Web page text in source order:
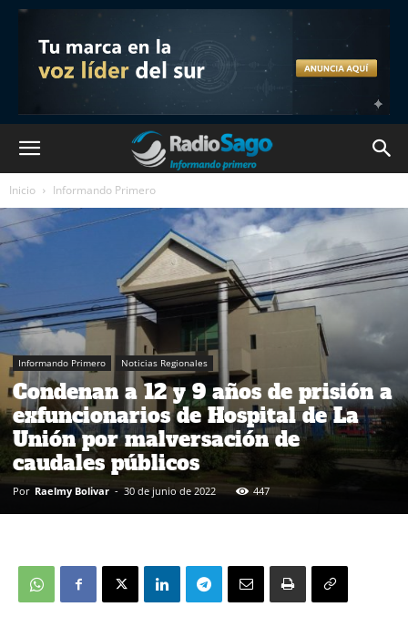
Inicio Informando Primero
Informando Primero Noticias Regionales
Condenan a 12 y 9 años de prisión a
exfuncionarios de Hospital de La
Unión por malversación de
caudales públicos
Por Raelmy Bolivar - 30 de junio de 2022 447